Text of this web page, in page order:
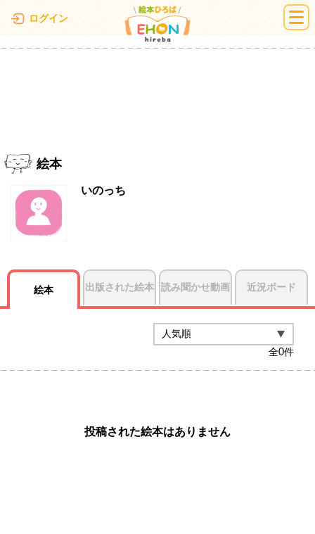
ログイン 絵本ひろば
絵本
いのっち
絵本 出版された絵本 読み聞かせ動画 近況ボード
全0件
投稿された絵本はありません